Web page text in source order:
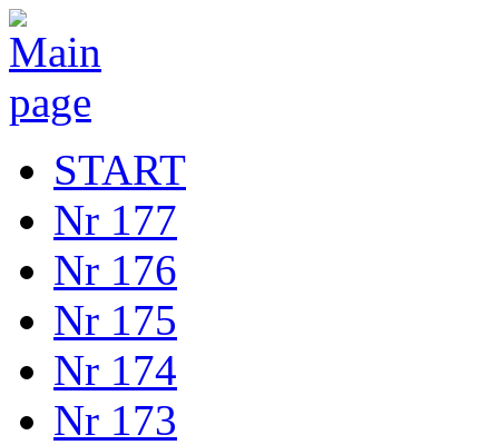
START
Nr 177
Nr 176
Nr 175
Nr 174
Nr 173